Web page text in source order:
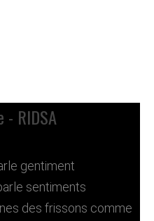
- RIDSA
gentiment
sentiments
des frissons comme